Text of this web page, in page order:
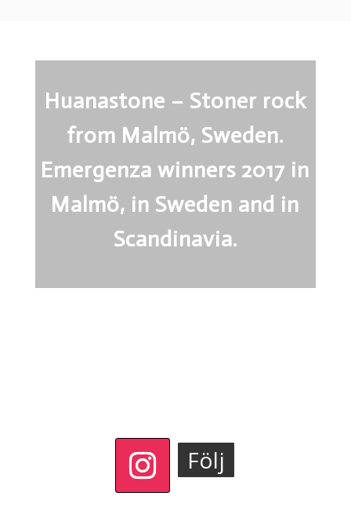
Huanastone – Stoner rock
from Malmö, Sweden.
Emergenza winners 2017 in
Malmö, in Sweden and in
Scandinavia.
Följ